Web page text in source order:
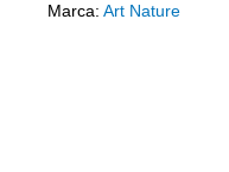
Marca: Art Nature